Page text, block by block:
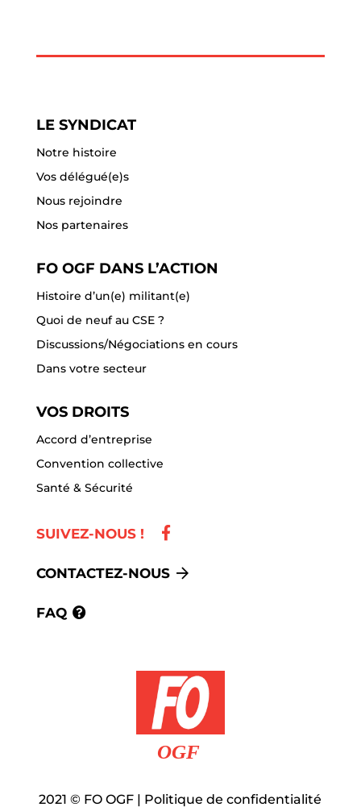
LE SYNDICAT
Notre histoire
Vos délégué(e)s
Nous rejoindre
Nos partenaires
FO OGF DANS L’ACTION
Histoire d’un(e) militant(e)
Quoi de neuf au CSE ?
Discussions/Négociations en cours
Dans votre secteur
VOS DROITS
Accord d’entreprise
Convention collective
Santé & Sécurité
SUIVEZ-NOUS !
CONTACTEZ-NOUS
FAQ
2021© FO OGF | Politique de confidentialité